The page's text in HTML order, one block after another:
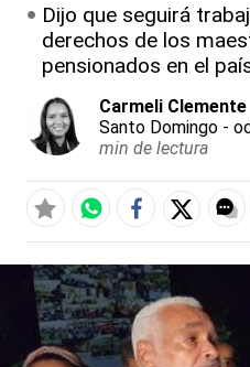
Dijo que seguirá
derechos de los
pensionados en el
Carmeli Clemente
Santo Domingo -
min de lectura